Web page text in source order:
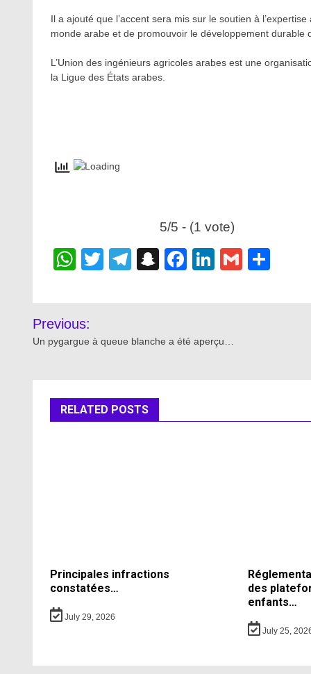
Il a ajouté que l’accent sera mis sur le soutien à
monde arabe et de promouvoir le développement durable
L’Union des ingénieurs agricoles arabes est une
la Ligue des États arabes.
5/5 - (1 vote)
WhatsApp
Twitter
Telegram
Snapchat
Facebook
LinkedIn
Gmail
Post
navigation
Previous:
Un pygargue à queue blanche a été aperçu…
RELATED POSTS
Principales infractions
constatées…
July 29, 2026
des
enfants…
July 25,